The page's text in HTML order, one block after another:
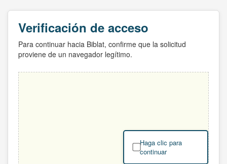
Verificación de acceso
Para continuar hacia Biblat, confirme que la solicitud
proviene de un navegador legítimo.
Haga clic para
continuar